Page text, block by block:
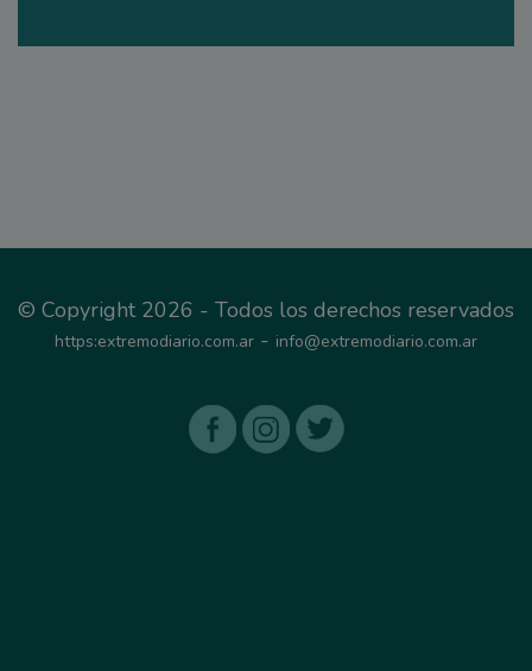
© Copyright 2026 - Todos los derechos reservados
https:extremodiario.com.ar - info@extremodiario.com.ar